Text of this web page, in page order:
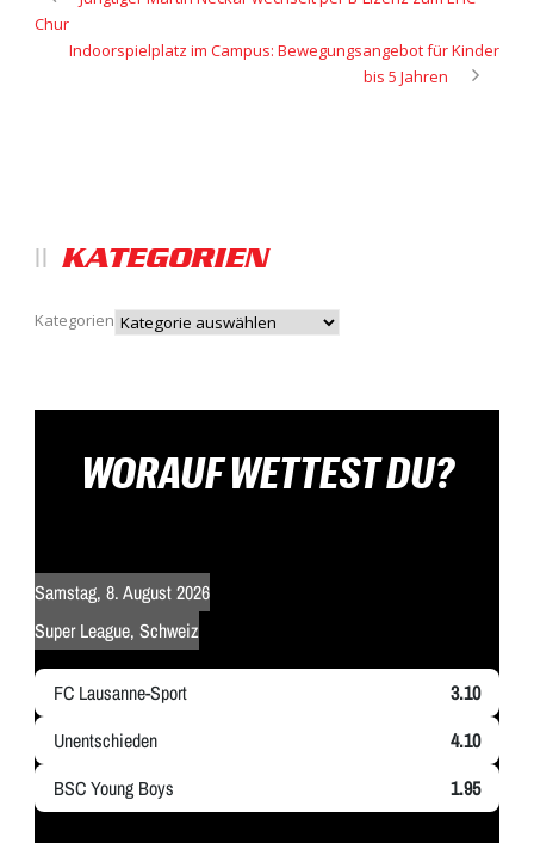
Chur
Indoorspielplatz im Campus: Bewegungsangebot für Kinder
bis 5 Jahren
KATEGORIEN
Kategorien